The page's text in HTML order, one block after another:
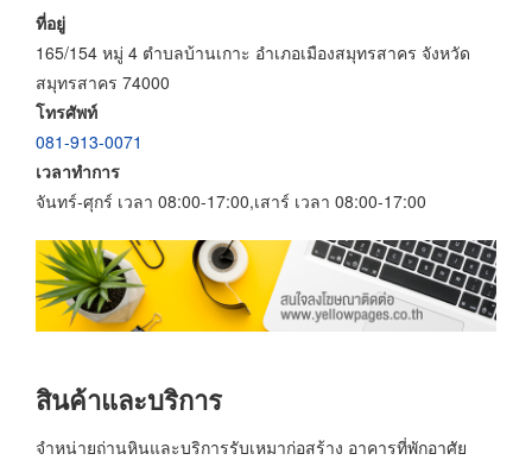
ที่อยู่
165/154 หมู่ 4 ตำบลบ้านเกาะ อำเภอเมืองสมุทรสาคร จังหวัด
สมุทรสาคร 74000
โทรศัพท์
081-913-0071
เวลาทำการ
จันทร์-ศุกร์ เวลา 08:00-17:00,เสาร์ เวลา 08:00-17:00
สินค้าและบริการ
จำหน่ายถ่านหินและบริการรับเหมาก่อสร้าง อาคารที่พักอาศัย